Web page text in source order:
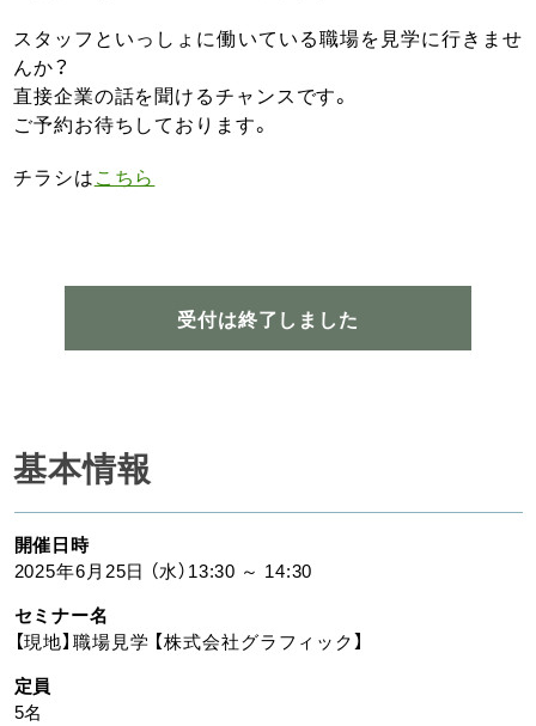
スタッフといっしょに働いている職場を見学に行きませ
んか？
直接企業の話を聞けるチャンスです。
ご予約お待ちしております。
チラシはこちら
受付は終了しました
基本情報
開催日時
2025年6月25日 （水）13:30 ～ 14:30
セミナー名
【現地】職場見学 【株式会社グラフィック】
定員
5名